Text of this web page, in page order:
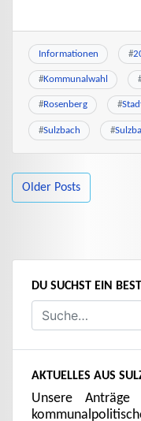
Informationen #
#Kommunalwahl
#Rosenberg #
#Sulzbach #
Older Posts
DU SUCHST EIN
AKTUELLES AUS
Unsere